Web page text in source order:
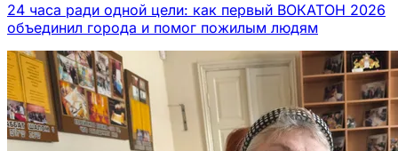
24 часа ради одной цели: как первый ВОКАТОН 2026
объединил города и помог пожилым людям